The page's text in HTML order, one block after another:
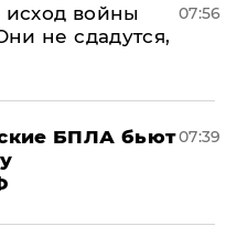
войны
не сдадутся,
07:56
БПЛА бьют07:39